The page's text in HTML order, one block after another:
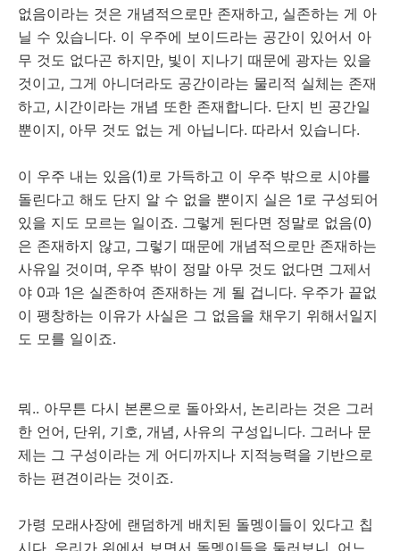
없음이라는 것은 개념적으로만 존재하고, 실존하는 게 아
닐 수 있습니다. 이 우주에 보이드라는 공간이 있어서 아
무 것도 없다곤 하지만, 빛이 지나기 때문에 광자는 있을
것이고, 그게 아니더라도 공간이라는 물리적 실체는 존재
하고, 시간이라는 개념 또한 존재합니다. 단지 빈 공간일
뿐이지, 아무 것도 없는 게 아닙니다. 따라서 있습니다.
이 우주 내는 있음(1)로 가득하고 이 우주 밖으로 시야를
돌린다고 해도 단지 알 수 없을 뿐이지 실은 1로 구성되어
있을 지도 모르는 일이죠. 그렇게 된다면 정말로 없음(0)
은 존재하지 않고, 그렇기 때문에 개념적으로만 존재하는
사유일 것이며, 우주 밖이 정말 아무 것도 없다면 그제서
야 0과 1은 실존하여 존재하는 게 될 겁니다. 우주가 끝없
이 팽창하는 이유가 사실은 그 없음을 채우기 위해서일지
도 모를 일이죠.
뭐.. 아무튼 다시 본론으로 돌아와서, 논리라는 것은 그러
한 언어, 단위, 기호, 개념, 사유의 구성입니다. 그러나 문
제는 그 구성이라는 게 어디까지나 지적능력을 기반으로
하는 편견이라는 것이죠.
가령 모래사장에 랜덤하게 배치된 돌멩이들이 있다고 칩
시다. 우리가 위에서 보면서 돌멩이들을 둘러보니, 어느